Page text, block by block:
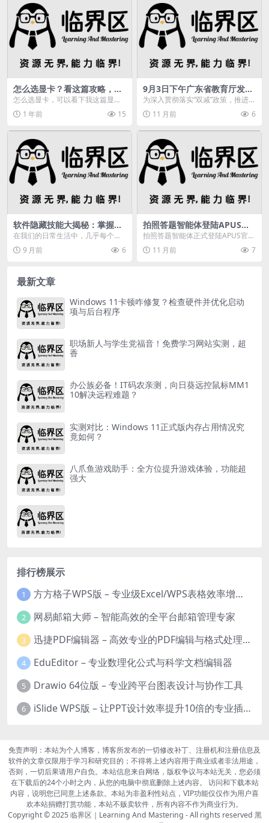
怎么选显卡？看这篇攻略，含
Time Spy分数天梯图及推荐
怎么选显卡，可以看下我这篇显卡
选购攻略：显卡推荐及选购攻略显
卡Time Spy分...
1 年前 15
9月3日下午广东省教育厅发布
2025年中小学教辅材料问题解
答？
为深入贯彻落实“双减”政策，推进全
省中小学教辅材料进校园规范管
理，切实减轻中小学...
11 月前 6
软件隐藏技能大揭秘：掌握微
信、Excel高效操作，成为办
在我们的日常生活中，几乎每个人
都在使用各种软件，从微信、QQ到
Excel、Pho...
9 月前 6
拍照答题智能体登陆APUS官
网，一拍即答开启全新学习体
拍照答题智能体正式登陆APUS官
网，一拍即答开启全新学习体验
11 月前 7
最新文章
Windows 11卡顿咋修复？检查硬件并优化启动
项与后台程序
职场新人与学生党福音！免费学习网站实测，超
香
办公族必备！IT码农亲测，向日葵远控鼠标MM1
10解决远程难题？
实测对比：Windows 11正式版内存占用情况究
竟如何？
八爪鱼游戏助手：全方位提升游戏体验，功能超
强大
排行榜展示
1 方方格子WPS版 – 专业级Excel/WPS表格效率增强插件
2 网易邮箱大师 – 智能高效的全平台邮箱管理专家
3 迅捷PDF编辑器 – 高效专业的PDF编辑与格式处理工具
4 EduEditor – 专业数理化公式与科学文档编辑器
5 Drawio 64位版 – 专业跨平台图表设计与协作工具
6 iSlide WPS版 – 让PPT设计效率提升10倍的专业插件
免责声明：本站为个人博客，博客所发布的一切修改补丁、注册机和注册信息及
软件的文章仅限用于学习和研究目的；不得将上述内容用于商业或者非法用途，
否则，一切后果请用户自负。本站信息来自网络，版权争议与本站无关，您必须
在下载后的24个小时之内，从您的电脑中彻底删除上述内容。 访问和下载本站
内容，说明您已同意上述条款。本站为非盈利性站点，VIP功能仅仅作为用户喜
欢本站捐赠打赏功能，本站不贩卖软件，所有内容不作为商业行为。
Copyright © 2025临界区｜Learning And Mastering - All rights reserved 黑